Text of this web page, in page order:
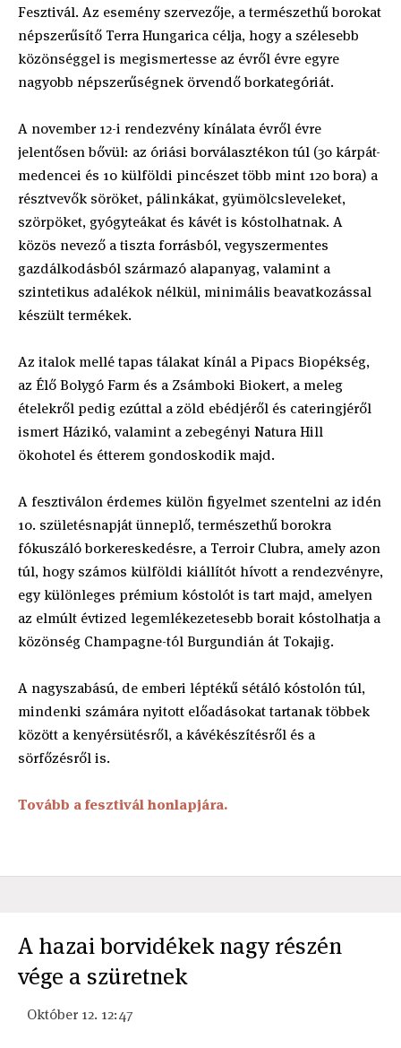
Fesztivál. Az esemény szervezője, a természethű borokat
népszerűsítő Terra Hungarica célja, hogy a szélesebb
közönséggel is megismertesse az évről évre egyre
nagyobb népszerűségnek örvendő borkategóriát.
A november 12-i rendezvény kínálata évről évre
jelentősen bővül: az óriási borválasztékon túl (30 kárpát-
medencei és 10 külföldi pincészet több mint 120 bora) a
résztvevők söröket, pálinkákat, gyümölcsleveleket,
szörpöket, gyógyteákat és kávét is kóstolhatnak. A
közös nevező a tiszta forrásból, vegyszermentes
gazdálkodásból származó alapanyag, valamint a
szintetikus adalékok nélkül, minimális beavatkozással
készült termékek.
Az italok mellé tapas tálakat kínál a Pipacs Biopékség,
az Élő Bolygó Farm és a Zsámboki Biokert, a meleg
ételekről pedig ezúttal a zöld ebédjéről és cateringjéről
ismert Házikó, valamint a zebegényi Natura Hill
ökohotel és étterem gondoskodik majd.
A fesztiválon érdemes külön figyelmet szentelni az idén
10. születésnapját ünneplő, természethű borokra
fókuszáló borkereskedésre, a Terroir Clubra, amely azon
túl, hogy számos külföldi kiállítót hívott a rendezvényre,
egy különleges prémium kóstolót is tart majd, amelyen
az elmúlt évtized legemlékezetesebb borait kóstolhatja a
közönség Champagne-tól Burgundián át Tokajig.
A nagyszabású, de emberi léptékű sétáló kóstolón túl,
mindenki számára nyitott előadásokat tartanak többek
között a kenyérsütésről, a kávékészítésről és a
sörfőzésről is.
Tovább a fesztivál honlapjára.
A hazai borvidékek nagy részén
vége a szüretnek
Október 12. 12:47